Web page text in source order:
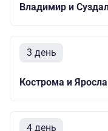
Владимир и
3 день
Кострома и
4 день